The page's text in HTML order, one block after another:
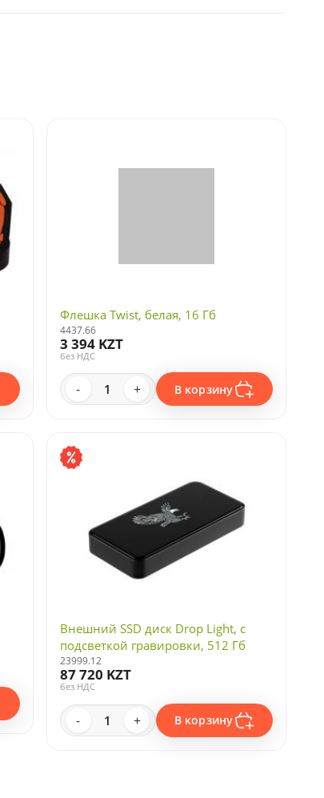
Флешка Twist, белая, 16 Гб
4437.66
3 394 KZT
без НДС
- + В корзину
Внешний SSD диск Drop Light, с
подсветкой гравировки, 512 Гб
23999.12
87 720 KZT
без НДС
- + В корзину